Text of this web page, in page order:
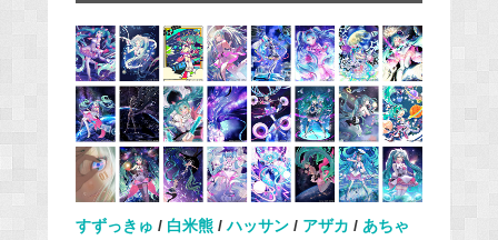
すずっきゅ / 白米熊/ハッサン/ アザカ / あちゃ